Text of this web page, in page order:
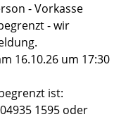
- Vorkasse
- wir
16.10.26 um 17:30
ist:
1595 oder